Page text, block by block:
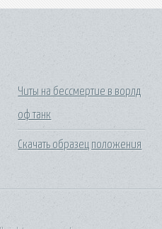
Читы на бессмертие в ворлд
оф танк
Скачать образец положения